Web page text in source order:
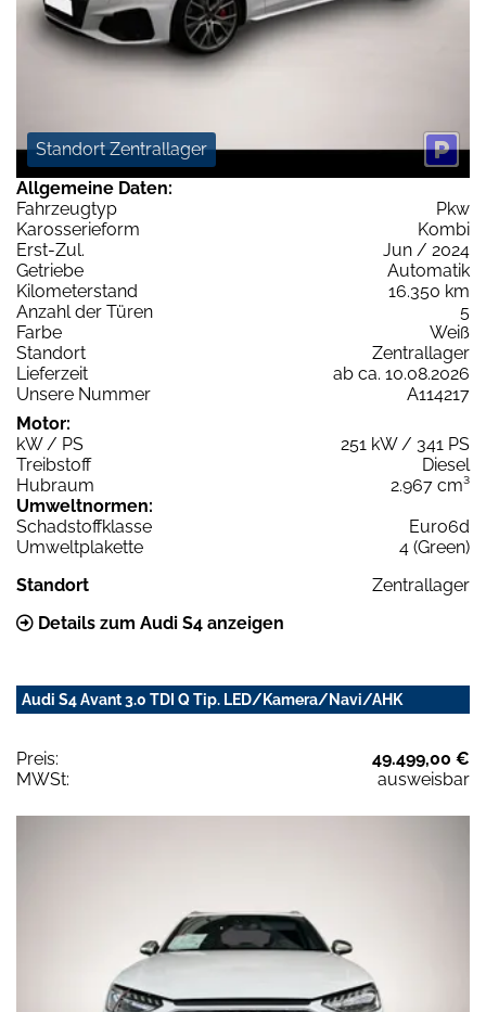
Standort Zentrallager
Allgemeine Daten:
Fahrzeugtyp
Pkw
Karosserieform
Kombi
Erst-Zul.
Jun / 2024
Getriebe
Automatik
Kilometerstand
16.350 km
Anzahl der Türen
5
Farbe
Weiß
Standort
Zentrallager
Lieferzeit
ab ca. 10.08.2026
Unsere Nummer
A114217
Motor:
kW / PS
251 kW / 341 PS
Treibstoff
Diesel
Hubraum
2.967 cm³
Umweltnormen:
Schadstoffklasse
Euro6d
Umweltplakette
4 (Green)
Standort
Zentrallager
Details zum Audi S4 anzeigen
Audi S4 Avant 3.0 TDI Q Tip. LED/Kamera/Navi/AHK
Preis:
49.499,00 €
MWSt:
ausweisbar